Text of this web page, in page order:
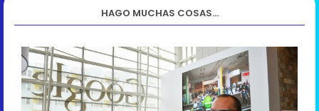
HAGO MUCHAS COSAS...